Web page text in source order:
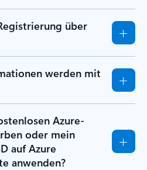
über
werden mit
Azure-
oder mein
auf Azure
anwenden?